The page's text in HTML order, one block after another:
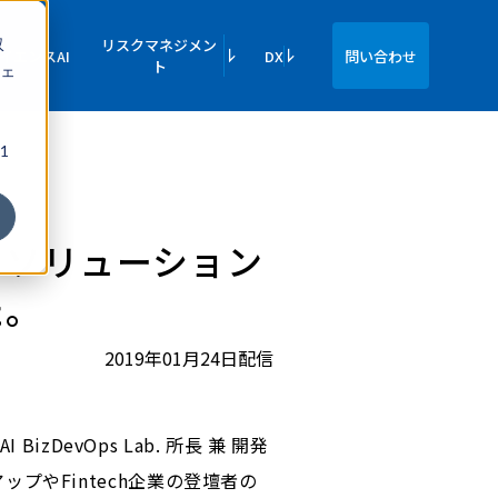
エンスAI
リスクマネジメン
ト
DX 問い合わせ
リューション
2019年01月24日配信
BizDevOps Lab. 所長 兼 開発
プやFintech企業の登壇者の